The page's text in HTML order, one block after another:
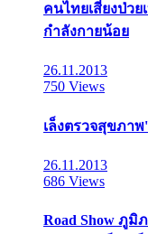
คนไทยเสี่ยงป่ว
กำลังกายน้อย
26.11.2013
750 Views
เล็งตรวจสุขภา
26.11.2013
686 Views
Road Show ภูมิ